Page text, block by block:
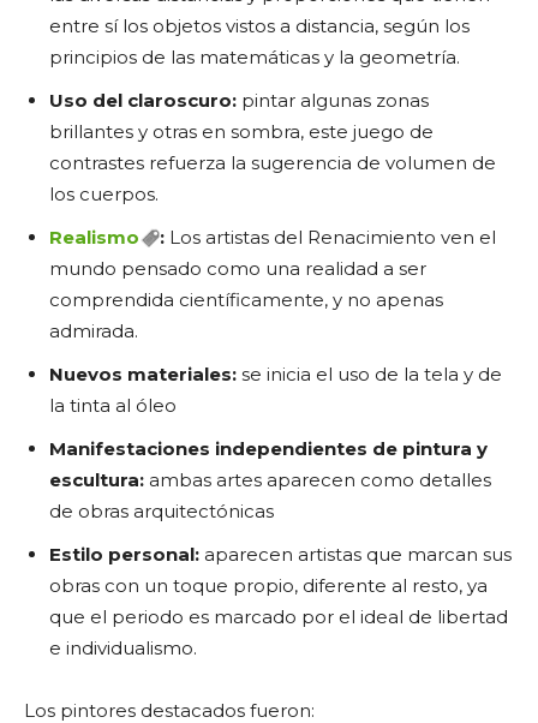
entre sí los objetos vistos a distancia, según los
principios de las matemáticas y la geometría.
Uso del claroscuro: pintar algunas zonas
brillantes y otras en sombra, este juego de
contrastes refuerza la sugerencia de volumen de
los cuerpos.
Realismo
: Los artistas del Renacimiento ven el
mundo pensado como una realidad a ser
comprendida científicamente, y no apenas
admirada.
Nuevos materiales: se inicia el uso de la tela y de
la tinta al óleo
Manifestaciones independientes de pintura y
escultura: ambas artes aparecen como detalles
de obras arquitectónicas
Estilo personal: aparecen artistas que marcan sus
obras con un toque propio, diferente al resto, ya
que el periodo es marcado por el ideal de libertad
e individualismo.
Los pintores destacados fueron: